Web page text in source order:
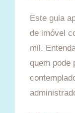
Este guia
de imóvel
mil.
quem pode